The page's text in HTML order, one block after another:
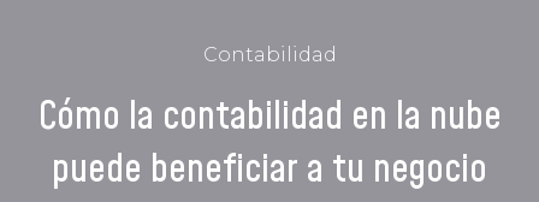
Contabilidad
Cómo la contabilidad en la nube
puede beneficiar a tu negocio